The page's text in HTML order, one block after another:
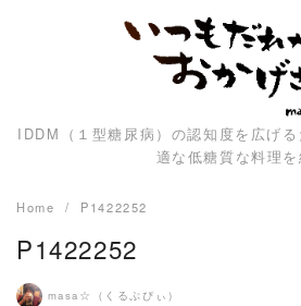
IDDM（１型糖尿病）の認知度を広げ
適な低糖質な料理を
Home P1422252
P1422252
masa☆（くるぷぴぃ）